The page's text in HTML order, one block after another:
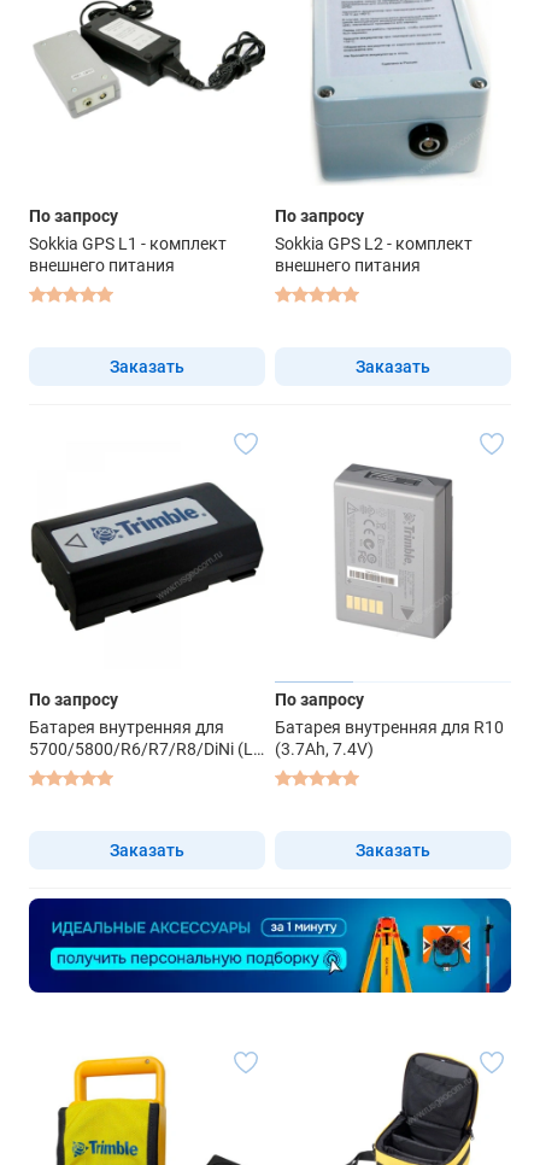
По запросу
Sokkia GPS L1 - комплект
внешнего питания
Заказать
По запросу
Sokkia GPS L2 - комплект
внешнего питания
Заказать
По запросу
Батарея внутренняя для
5700/5800/R6/R7/R8/DiNi (Li-
Ion, 2.6Ah, 7.4V)
Заказать
По запросу
Батарея внутренняя для R10
(3.7Ah, 7.4V)
Заказать